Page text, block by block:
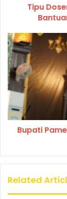
Tipu
Bupati
Related